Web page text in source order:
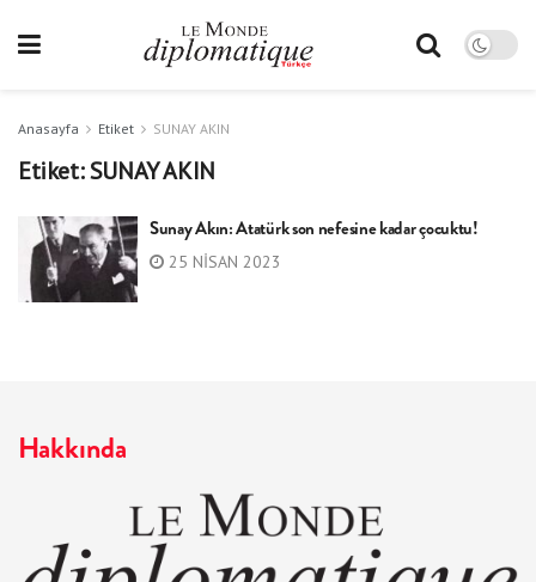
Anasayfa Etiket SUNAY AKIN
Etiket:SUNAY AKIN
Sunay Akın: Atatürk son nefesine kadar çocuktu!
25 NISAN 2023
Hakkında